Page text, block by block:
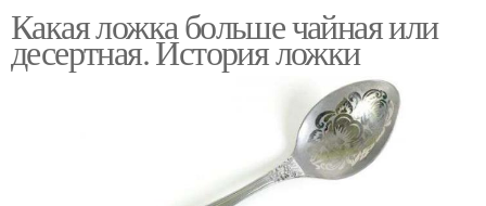
Какая ложка больше чайная или
десертная. История ложки